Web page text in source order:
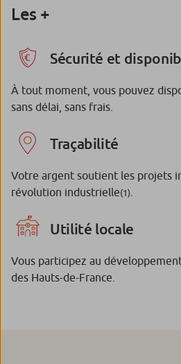
Les +
Sécurité et
À tout moment, vous pouvez
sans délai, sans frais.
Traçabilité
Votre argent soutient les projets
révolution industrielle(1)
Utilité locale
Vous participez au
des Hauts-de-France.